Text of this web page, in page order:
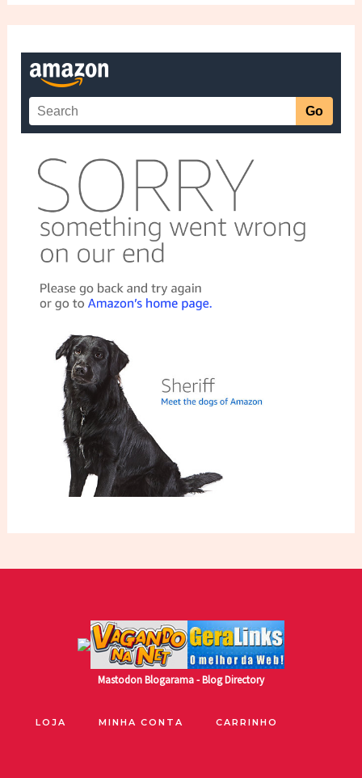
MastodonBlogarama - Blog Directory
LOJA MINHA CONTA CARRINHO